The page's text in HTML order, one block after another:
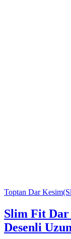
Toptan Dar
Slim Fit Dar
Desenli